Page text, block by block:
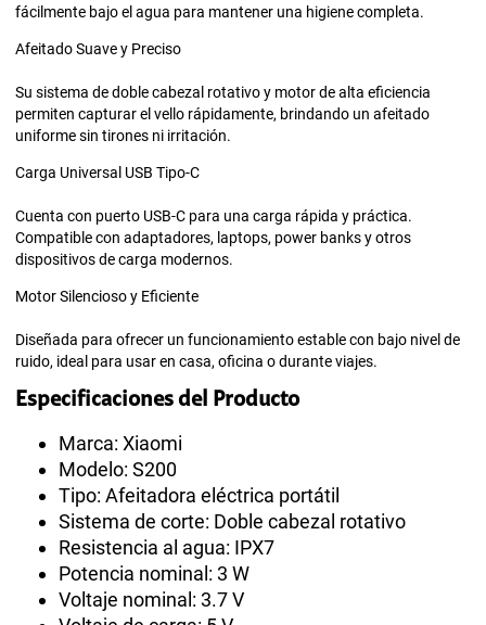
fácilmente bajo el agua para mantener una higiene completa.
Afeitado Suave y Preciso
Su sistema de doble cabezal rotativo y motor de alta eficiencia
permiten capturar el vello rápidamente, brindando un afeitado
uniforme sin tirones ni irritación.
Carga Universal USB Tipo-C
Cuenta con puerto USB-C para una carga rápida y práctica.
Compatible con adaptadores, laptops, power banks y otros
dispositivos de carga modernos.
Motor Silencioso y Eficiente
Diseñada para ofrecer un funcionamiento estable con bajo nivel de
ruido, ideal para usar en casa, oficina o durante viajes.
Especificaciones del Producto
Marca: Xiaomi
Modelo: S200
Tipo: Afeitadora eléctrica portátil
Sistema de corte: Doble cabezal rotativo
Resistencia al agua: IPX7
Potencia nominal: 3 W
Voltaje nominal: 3.7 V